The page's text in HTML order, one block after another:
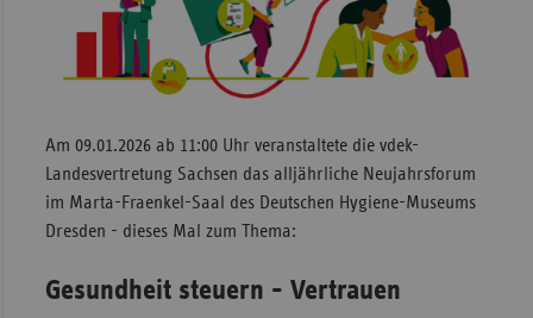
Am 09.01.2026 ab 11:00 Uhr veranstaltete die vdek-
Landesvertretung Sachsen das alljährliche Neujahrsforum
im Marta-Fraenkel-Saal des Deutschen Hygiene-Museums
Dresden - dieses Mal zum Thema:
Gesundheit steuern - Vertrauen